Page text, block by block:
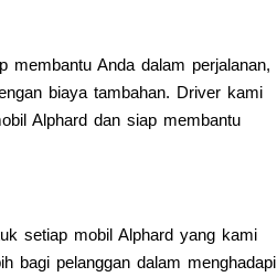
membantu Anda dalam perjalanan,
biaya tambahan. Driver kami
Alphard dan siap membantu
setiap mobil Alphard yang kami
bagi pelanggan dalam menghadapi